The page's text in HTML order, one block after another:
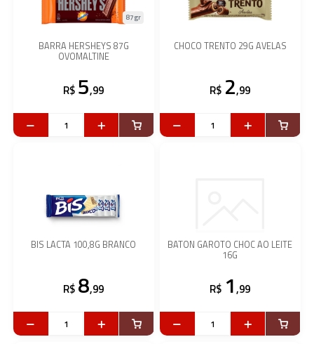
BARRA HERSHEYS 87G
OVOMALTINE
87gr
R$ 5,99
CHOCO TRENTO 29G AVELAS
R$ 2,99
BIS LACTA 100,8G BRANCO
R$ 8,99
BATON GAROTO CHOC AO LEITE
16G
R$ 1,99